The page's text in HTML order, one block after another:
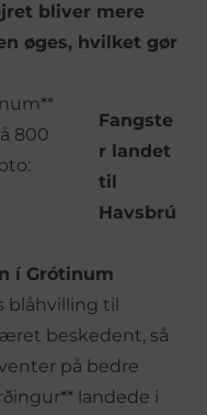
bliver mere
øges, hvilket gør
Fangste
r landet
til
Havsbrú
í Grótinum
blåhvilling til
beskedent, så
på bedre